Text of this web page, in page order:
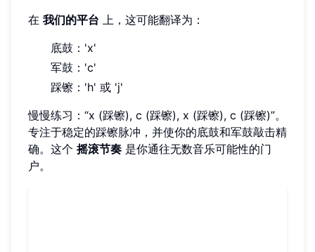
在 我们的平台 上，这可能翻译为：
底鼓：'x'
军鼓：'c'
踩镲：'h' 或 'j'
慢慢练习：“x (踩镲), c (踩镲), x (踩镲), c (踩镲)”。
专注于稳定的踩镲脉冲，并使你的底鼓和军鼓敲击精
确。这个 摇滚节奏 是你通往无数音乐可能性的门
户。